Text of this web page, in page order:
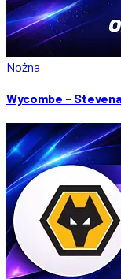
Nożna
Wycombe -